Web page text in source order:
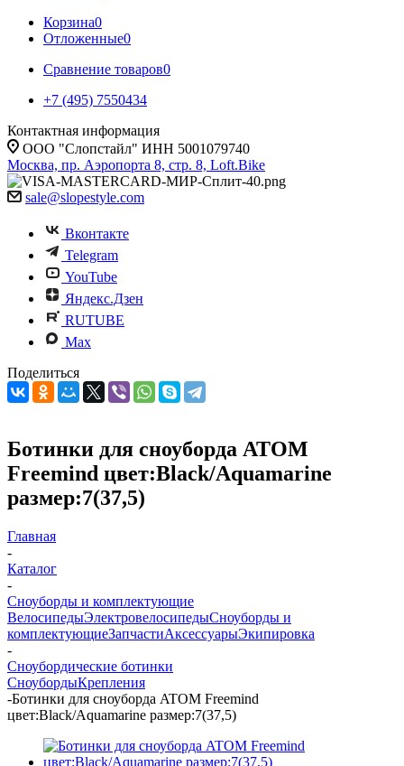
Корзина0
Отложенные0
Сравнение товаров0
+7 (495) 7550434
Контактная информация
ООО "Слопстайл" ИНН 5001079740
Москва, пр. Аэропорта 8, стр. 8, Loft.Bike
sale@slopestyle.com
Вконтакте
Telegram
YouTube
Яндекс.Дзен
RUTUBE
Max
Поделиться
Ботинки для сноуборда ATOM
Freemind цвет:Black/Aquamarine
размер:7(37,5)
Главная
-
Каталог
-
Cноуборды и комплектующие
ВелосипедыЭлектровелосипедыCноуборды и
комплектующиеЗапчастиАксессуарыЭкипировка
-
Сноубордические ботинки
СноубордыКрепления
-Ботинки для сноуборда ATOM Freemind
цвет:Black/Aquamarine размер:7(37,5)